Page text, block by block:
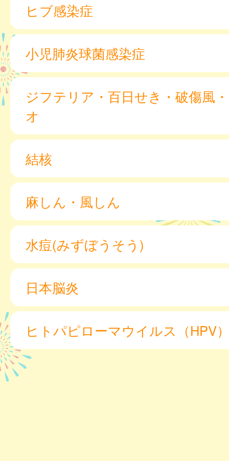
ヒブ感染症
小児肺炎球菌感染症
ジフテリア・百日せき・破傷風
オ
結核
麻しん・風しん
水痘(みずぼうそう)
日本脳炎
ヒトパピローマウイルス（HPV